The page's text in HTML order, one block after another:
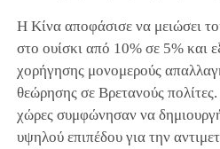
Η Κίνα αποφάσισε να μειώσει
στο ουίσκι από 10% σε 5% και
χορήγησης μονομερούς
θεώρησης σε Βρετανούς
χώρες συμφώνησαν να
υψηλού επιπέδου για την